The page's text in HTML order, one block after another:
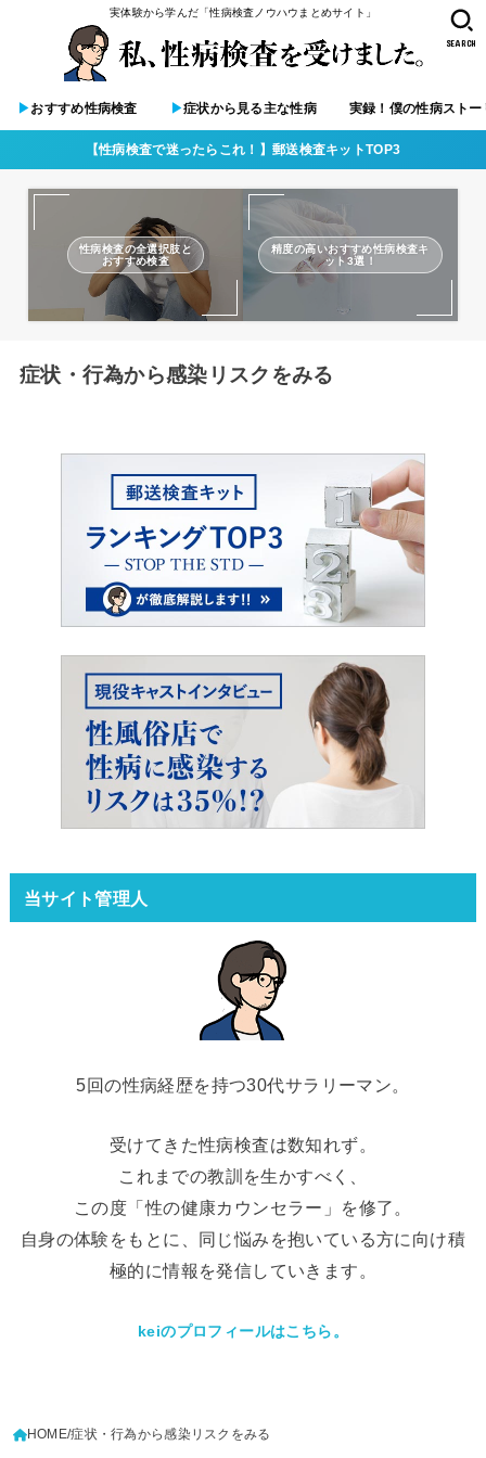
実体験から学んだ「性病検査ノウハウまとめサイト」
▶︎おすすめ性病検査 ▶︎症状から見る主な性病 実録！僕の性病ストー
SEARCH
【性病検査で迷ったらこれ！】郵送検査キットTOP3
性病検査の全選択肢と
おすすめ検査
精度の高いおすすめ性病検査キ
ット3選！
症状・行為から感染リスクをみる
当サイト管理人
5回の性病経歴を持つ30代サラリーマン。
受けてきた性病検査は数知れず。
これまでの教訓を生かすべく、
この度「性の健康カウンセラー」を修了。
自身の体験をもとに、同じ悩みを抱いている方に向け積
極的に情報を発信していきます。
keiのプロフィールはこちら。
HOME 症状・行為から感染リスクをみる